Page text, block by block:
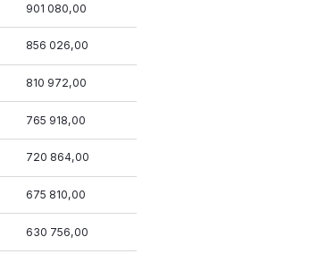
901 080,00
856 026,00
810 972,00
765 918,00
720 864,00
675 810,00
630 756,00